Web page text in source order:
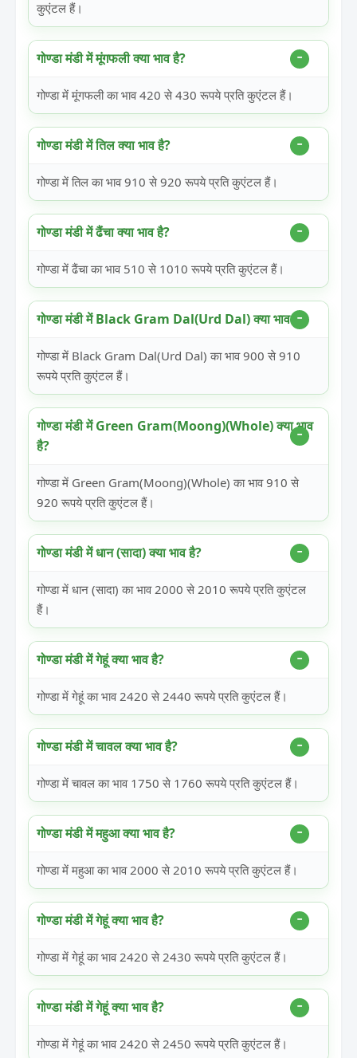
कुएंटल हैं।
गोण्डा मंडी में मूंगफली क्या भाव है?
गोण्डा में मूंगफली का भाव 420 से 430 रूपये प्रति कुएंटल हैं।
गोण्डा मंडी में तिल क्या भाव है?
गोण्डा में तिल का भाव 910 से 920 रूपये प्रति कुएंटल हैं।
गोण्डा मंडी में ढैंचा क्या भाव है?
गोण्डा में ढैंचा का भाव 510 से 1010 रूपये प्रति कुएंटल हैं।
गोण्डा मंडी में Black Gram Dal(Urd Dal) क्या भाव है?
गोण्डा में Black Gram Dal(Urd Dal) का भाव 900 से 910
रूपये प्रति कुएंटल हैं।
गोण्डा मंडी में Green Gram(Moong)(Whole) क्या भाव
है?
गोण्डा में Green Gram(Moong)(Whole) का भाव 910 से
920 रूपये प्रति कुएंटल हैं।
गोण्डा मंडी में धान (सादा) क्या भाव है?
गोण्डा में धान (सादा) का भाव 2000 से 2010 रूपये प्रति कुएंटल
हैं।
गोण्डा मंडी में गेहूं क्या भाव है?
गोण्डा में गेहूं का भाव 2420 से 2440 रूपये प्रति कुएंटल हैं।
गोण्डा मंडी में चावल क्या भाव है?
गोण्डा में चावल का भाव 1750 से 1760 रूपये प्रति कुएंटल हैं।
गोण्डा मंडी में महुआ क्या भाव है?
गोण्डा में महुआ का भाव 2000 से 2010 रूपये प्रति कुएंटल हैं।
गोण्डा मंडी में गेहूं क्या भाव है?
गोण्डा में गेहूं का भाव 2420 से 2430 रूपये प्रति कुएंटल हैं।
गोण्डा मंडी में गेहूं क्या भाव है?
गोण्डा में गेहूं का भाव 2420 से 2450 रूपये प्रति कुएंटल हैं।